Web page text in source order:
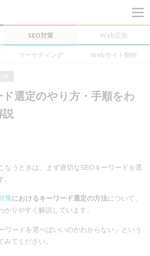
SEO対策 Web広告
マーケティング Webサイト制作
選定のやり方・手順をわ
説
なうときは、まず適切なSEOキーワードを選
策におけるキーワード選定の方法について、
りやすく解説しています。
ワードを選べばいいのかわからない」という
てください。